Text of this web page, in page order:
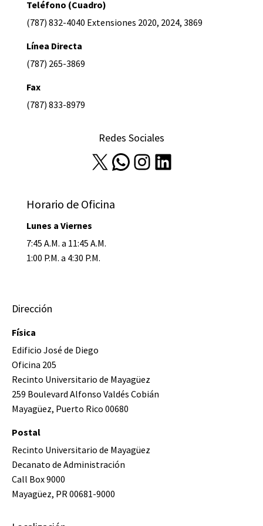
Teléfono (Cuadro)
(787) 832-4040 Extensiones 2020, 2024, 3869
Línea Directa
(787) 265-3869
Fax
(787) 833-8979
Redes Sociales
X WhatsApp Instagram LinkedIn
Horario de Oficina
Lunes a Viernes
7:45 A.M. a 11:45 A.M.
1:00 P.M. a 4:30 P.M.
Dirección
Física
Edificio José de Diego
Oficina 205
Recinto Universitario de Mayagüez
259 Boulevard Alfonso Valdés Cobián
Mayagüez, Puerto Rico 00680
Postal
Recinto Universitario de Mayagüez
Decanato de Administración
Call Box 9000
Mayagüez, PR 00681-9000